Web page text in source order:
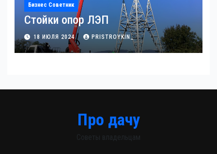
Бизнес Советник
Стойки опор ЛЭП
18 ИЮЛЯ 2024 PRISTROYKIN_
Про дачу
Советы владельцам